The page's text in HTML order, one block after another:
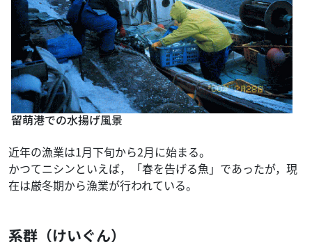
留萌港での水揚げ風景
近年の漁業は1月下旬から2月に始まる。
かつてニシンといえば，「春を告げる魚」であったが，現
在は厳冬期から漁業が行われている。
系群（けいぐん）